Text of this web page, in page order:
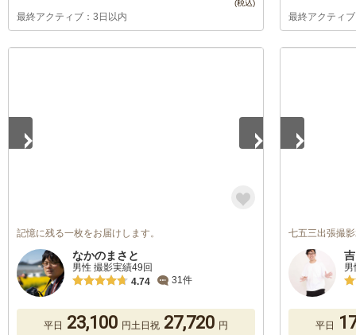
最終アクティブ：3日以内 最終アクティ
記憶に残る一枚をお届けします。
なかのまさと
男性 撮影実績49回
4.74
31件
平日 23,100 円土日祝 27,720 円
七五三出張撮
平日